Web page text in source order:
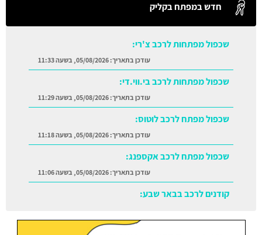
חדש במפתח בקליק
שכפול מפתחות לרכב צ'רי:
עודכן בתאריך:05/08/2026, בשעה 11:33
שכפול מפתחות לרכב בי.ווי.די:
עודכן בתאריך:05/08/2026, בשעה 11:29
שכפול מפתח לרכב לוטוס:
עודכן בתאריך:05/08/2026, בשעה 11:18
שכפול מפתח לרכב אקספנג:
עודכן בתאריך:05/08/2026, בשעה 11:06
קודנים לרכב בבאר שבע: